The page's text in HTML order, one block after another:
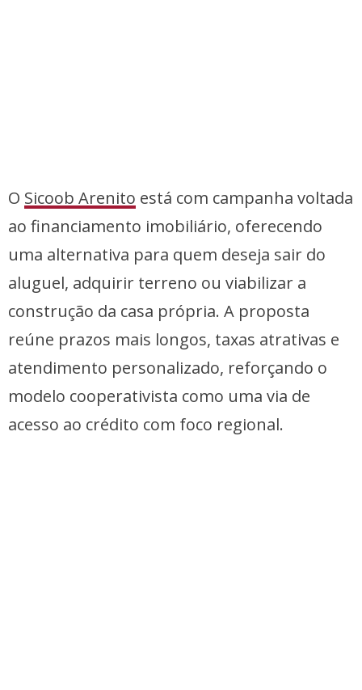
O Sicoob Arenito está com campanha voltada
ao financiamento imobiliário, oferecendo
uma alternativa para quem deseja sair do
aluguel, adquirir terreno ou viabilizar a
construção da casa própria. A proposta
reúne prazos mais longos, taxas atrativas e
atendimento personalizado, reforçando o
modelo cooperativista como uma via de
acesso ao crédito com foco regional.